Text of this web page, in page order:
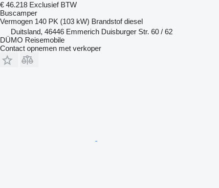
€ 46.218 Exclusief BTW
Buscamper
Vermogen 140 PK (103 kW) Brandstof diesel
Duitsland, 46446 Emmerich Duisburger Str. 60 / 62
DÜMO Reisemobile
Contact opnemen met verkoper